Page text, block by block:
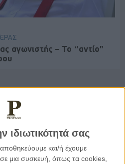
ιδιωτικότητά σας
και/ή έχουμε
μια συσκευή, όπως τα cookies,
αγωνιστής – Το “αντίο”
Η μαμά της Έμμας
την “ισόβια καταδίκη